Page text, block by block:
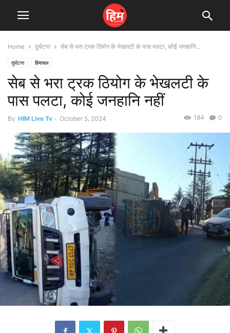
Home दुर्घटना सेब से भरा ट्रक ठियोग के भेखलटी के पास पलटा, कोई जनहानि...
दुर्घटना हिमाचल
सेब से भरा ट्रक ठियोग के भेखलटी के
पास पलटा, कोई जनहानि नहीं
By HIM Live Tv - October 5, 2024 0
184